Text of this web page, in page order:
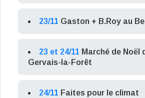
23/11 Gaston + B.Roy au
23 et 24/11 Marché de Noël
Gervais-la-Forêt
24/11 Faites pour le climat